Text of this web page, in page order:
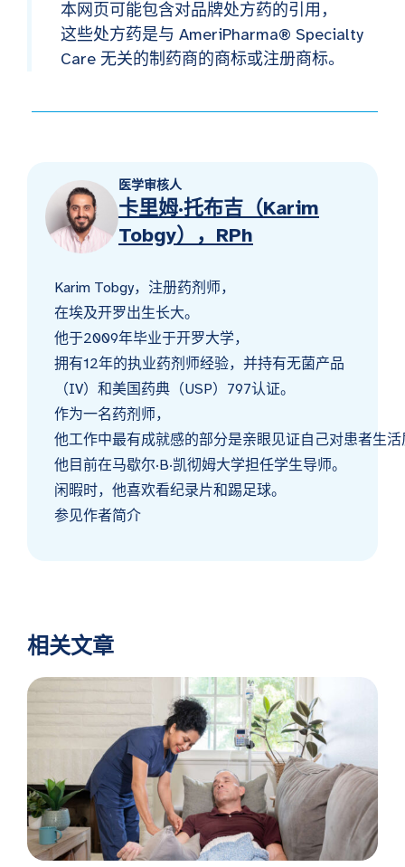
本网页可能包含对品牌处方药的引用，
这些处方药是与 AmeriPharma® Specialty
Care 无关的制药商的商标或注册商标。
医学审核人
卡里姆·托布吉（Karim
Tobgy），RPh
Karim Tobgy，注册药剂师，
在埃及开罗出生长大。
他于2009年毕业于开罗大学，
拥有12年的执业药剂师经验，并持有无菌产品
（IV）和美国药典（USP）797认证。
作为一名药剂师，
他工作中最有成就感的部分是亲眼见证自己对患者生
他目前在马歇尔·B·凯彻姆大学担任学生导师。
闲暇时，他喜欢看纪录片和踢足球。
参见作者简介
相关文章